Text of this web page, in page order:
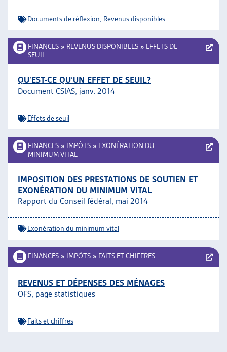
Documents de réflexion Revenus disponibles
FINANCES » REVENUS DISPONIBLES » EFFETS DE
SEUIL
QU’EST-CE QU’UN EFFET DE SEUIL?
Document CSIAS, janv. 2014
Effets de seuil
FINANCES » IMPÔTS » EXONÉRATION DU
MINIMUM VITAL
IMPOSITION DES PRESTATIONS DE SOUTIEN ET
EXONÉRATION DU MINIMUM VITAL
Rapport du Conseil fédéral, mai 2014
Exonération du minimum vital
FINANCES » IMPÔTS » FAITS ET CHIFFRES
REVENUS ET DÉPENSES DES MÉNAGES
OFS, page statistiques
Faits et chiffres